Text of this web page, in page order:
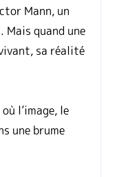
Mann, un
quand une
sa réalité
l’image, le
une brume